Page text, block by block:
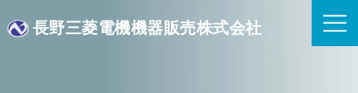
長野三菱電機機器販売株式会社